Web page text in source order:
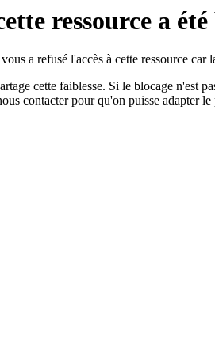
ressource a
a refusé l'accès à cette ressource car
cette faiblesse. Si le blocage n'est
contacter pour qu'on puisse adapter le